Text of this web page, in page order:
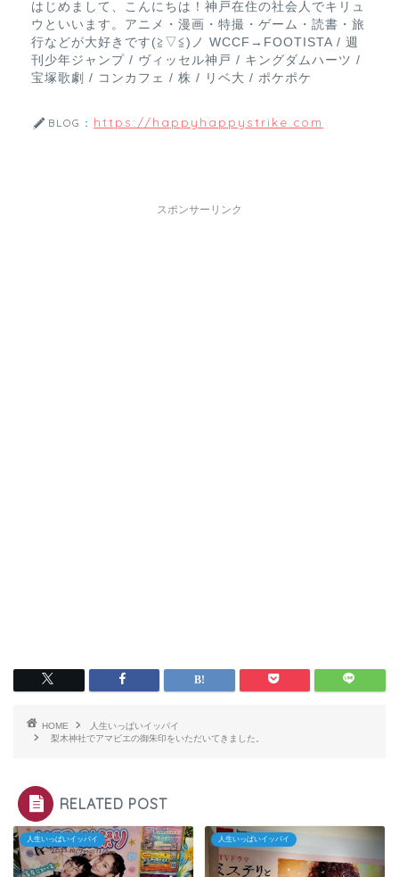
はじめまして、こんにちは！神戸在住の社会人でキリュ
ウといいます。アニメ・漫画・特撮・ゲーム・読書・旅
行などが大好きです(≧▽≦)ノ WCCF→FOOTISTA / 週
刊少年ジャンプ / ヴィッセル神戸 / キングダムハーツ /
宝塚歌劇 / コンカフェ / 株 / リベ大 / ポケポケ
BLOG： https://happyhappystrike.com
スポンサーリンク
HOME
人生いっぱいイッパイ
梨木神社でアマビエの御朱印をいただいてきました。
RELATED POST
人生いっぱいイッパイ 人生いっぱいイッパイ